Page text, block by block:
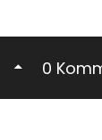
0